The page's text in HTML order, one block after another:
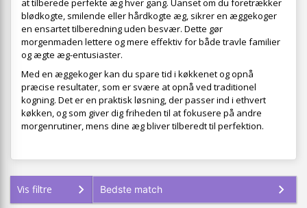
at tilberede perfekte æg hver gang. Uanset om du foretrækker
blødkogte, smilende eller hårdkogte æg, sikrer en æggekoger
en ensartet tilberedning uden besvær. Dette gør
morgenmaden lettere og mere effektiv for både travle familier
og ægte æg-entusiaster.
Med en æggekoger kan du spare tid i køkkenet og opnå
præcise resultater, som er svære at opnå ved traditionel
kogning. Det er en praktisk løsning, der passer ind i ethvert
køkken, og som giver dig friheden til at fokusere på andre
morgenrutiner, mens dine æg bliver tilberedt til perfektion.
Vis filtre